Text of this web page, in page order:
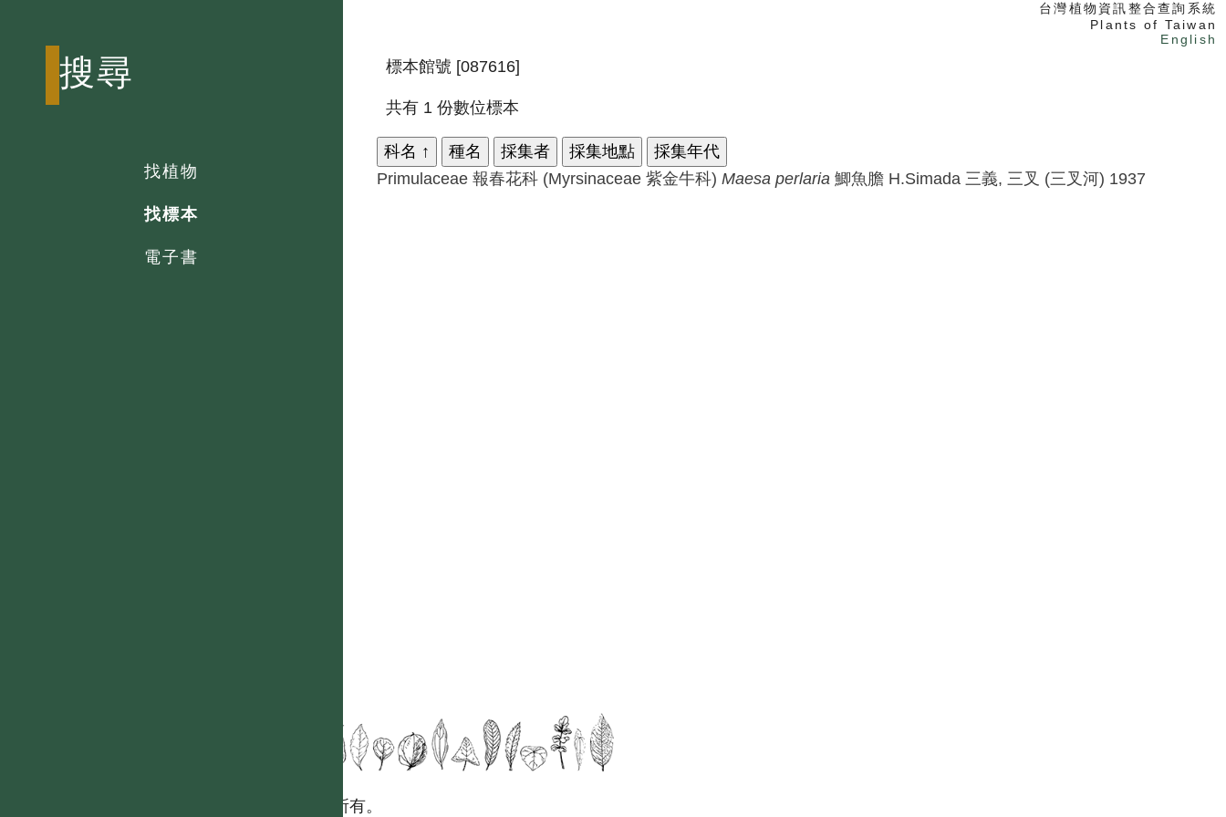
台灣植物資訊整合查詢系統
Plants of Taiwan
English
搜尋
找植物
找標本
電子書
標本館號 [087616]
共有 1 份數位標本
科名 ↑ 種名 採集者 採集地點
採集年代
Primulaceae 報春花科 (Myrsinaceae 紫金牛科) Maesa perlaria 鯽魚膽 H.Simada 三義, 三叉 (三叉河) 1937
國立台灣大學生態學與演化生物學研究所 版權所有。